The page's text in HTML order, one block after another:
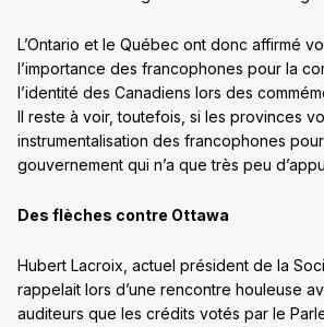
L’Ontario et le Québec ont donc affirmé
l’importance des francophones pour la
l’identité des Canadiens lors des
Il reste à voir, toutefois, si les provinces
instrumentalisation des francophones
gouvernement qui n’a que très peu
Des flèches contre Ottawa
Hubert Lacroix, actuel président de la
rappelait lors d’une rencontre houleuse
auditeurs que les crédits votés par le